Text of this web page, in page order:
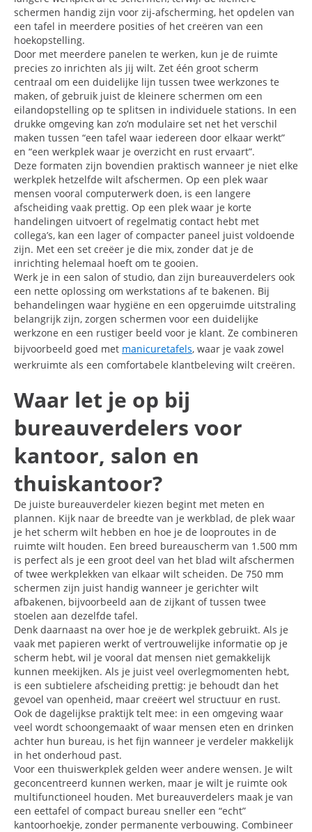
schermen handig zijn voor zij-afscherming, het opdelen van
een tafel in meerdere posities of het creëren van een
hoekopstelling.
Door met meerdere panelen te werken, kun je de ruimte
precies zo inrichten als jij wilt. Zet één groot scherm
centraal om een duidelijke lijn tussen twee werkzones te
maken, of gebruik juist de kleinere schermen om een
eilandopstelling op te splitsen in individuele stations. In een
drukke omgeving kan zo’n modulaire set net het verschil
maken tussen “een tafel waar iedereen door elkaar werkt”
en “een werkplek waar je overzicht en rust ervaart”.
Deze formaten zijn bovendien praktisch wanneer je niet elke
werkplek hetzelfde wilt afschermen. Op een plek waar
mensen vooral computerwerk doen, is een langere
afscheiding vaak prettig. Op een plek waar je korte
handelingen uitvoert of regelmatig contact hebt met
collega’s, kan een lager of compacter paneel juist voldoende
zijn. Met een set creëer je die mix, zonder dat je de
inrichting helemaal hoeft om te gooien.
Werk je in een salon of studio, dan zijn bureauverdelers ook
een nette oplossing om werkstations af te bakenen. Bij
behandelingen waar hygiëne en een opgeruimde uitstraling
belangrijk zijn, zorgen schermen voor een duidelijke
werkzone en een rustiger beeld voor je klant. Ze combineren
bijvoorbeeld goed met manicuretafels, waar je vaak zowel
werkruimte als een comfortabele klantbeleving wilt creëren.
Waar let je op bij
bureauverdelers voor
kantoor, salon en
thuiskantoor?
De juiste bureauverdeler kiezen begint met meten en
plannen. Kijk naar de breedte van je werkblad, de plek waar
je het scherm wilt hebben en hoe je de looproutes in de
ruimte wilt houden. Een breed bureauscherm van 1.500 mm
is perfect als je een groot deel van het blad wilt afschermen
of twee werkplekken van elkaar wilt scheiden. De 750 mm
schermen zijn juist handig wanneer je gerichter wilt
afbakenen, bijvoorbeeld aan de zijkant of tussen twee
stoelen aan dezelfde tafel.
Denk daarnaast na over hoe je de werkplek gebruikt. Als je
vaak met papieren werkt of vertrouwelijke informatie op je
scherm hebt, wil je vooral dat mensen niet gemakkelijk
kunnen meekijken. Als je juist veel overlegmomenten hebt,
is een subtielere afscheiding prettig: je behoudt dan het
gevoel van openheid, maar creëert wel structuur en rust.
Ook de dagelijkse praktijk telt mee: in een omgeving waar
veel wordt schoongemaakt of waar mensen eten en drinken
achter hun bureau, is het fijn wanneer je verdeler makkelijk
in het onderhoud past.
Voor een thuiswerkplek gelden weer andere wensen. Je wilt
geconcentreerd kunnen werken, maar je wilt je ruimte ook
multifunctioneel houden. Met bureauverdelers maak je van
een eettafel of compact bureau sneller een “echt”
kantoorhoekje, zonder permanente verbouwing. Combineer